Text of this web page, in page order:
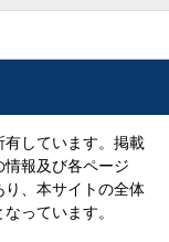
しています。掲載
情報及び各ページ
、本サイトの全体
っています。